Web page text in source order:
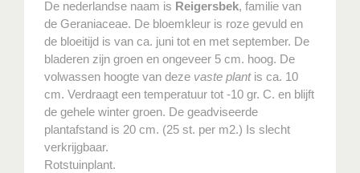
De nederlandse naam is Reigersbek, familie van
de Geraniaceae. De bloemkleur is roze gevuld en
de bloeitijd is van ca. juni tot en met september. De
bladeren zijn groen en ongeveer 5 cm. hoog. De
volwassen hoogte van deze vaste plantis ca. 10
cm. Verdraagt een temperatuur tot -10 gr. C. en blijft
de gehele winter groen. De geadviseerde
plantafstand is 20 cm. (25 st. per m2.) Is slecht
verkrijgbaar.
Rotstuinplant.